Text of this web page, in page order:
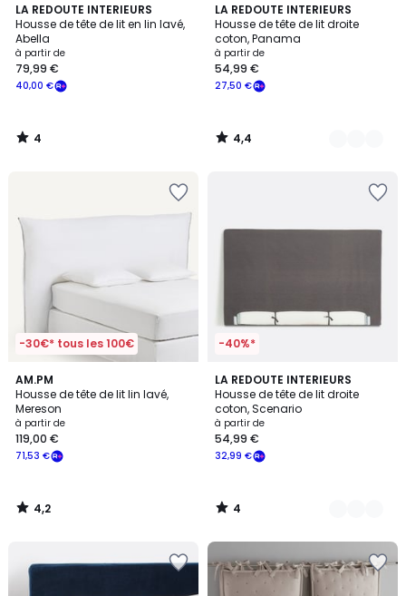
LA REDOUTE INTERIEURS
Housse de tête de lit en lin lavé,
Abella
à partir de
40,00 €
79,99 €
4
/
5
4
/
LA REDOUTE INTERIEURS
Housse de tête de lit droite
coton, Panama
à partir de
27,50 €
54,99 €
4,4
/ 5
4
Couleurs
4,4
/
-30€* tous les 100€
AM.PM
Housse de tête de lit lin lavé,
Mereson
à partir de
71,53 €
119,00 €
4,2
/ 5
4,2
/
-40%*
LA REDOUTE INTERIEURS
Housse de tête de lit droite
coton, Scenario
à partir de
32,99 €
54,99 €
4
/
5
4
Couleurs
4
/